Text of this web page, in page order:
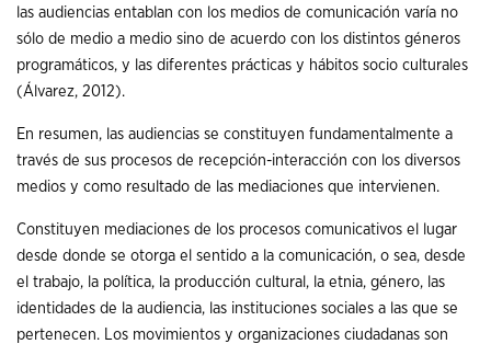
las audiencias entablan con los medios de comunicación varía no
sólo de medio a medio sino de acuerdo con los distintos géneros
programáticos, y las diferentes prácticas y hábitos socio culturales
(Álvarez, 2012).
En resumen, las audiencias se constituyen fundamentalmente a
través de sus procesos de recepción-interacción con los diversos
medios y como resultado de las mediaciones que intervienen.
Constituyen mediaciones de los procesos comunicativos el lugar
desde donde se otorga el sentido a la comunicación, o sea, desde
el trabajo, la política, la producción cultural, la etnia, género, las
identidades de la audiencia, las instituciones sociales a las que se
pertenecen. Los movimientos y organizaciones ciudadanas son